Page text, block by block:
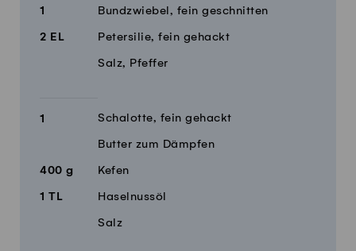
1 Bundzwiebel, fein geschnitten
2 EL Petersilie, fein gehackt
Salz, Pfeffer
1 Schalotte, fein gehackt
Butter zum Dämpfen
400 g Kefen
1 TL Haselnussöl
Salz